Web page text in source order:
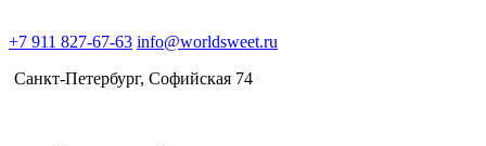
+7 911 827-67-63 info@worldsweet.ru
Санкт-Петербург​, Софийская 74